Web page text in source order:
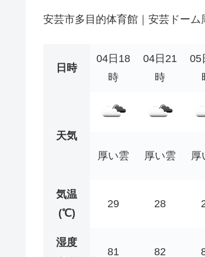
安芸市多目的体育館｜安芸ドーム
日時
04日18
時
04日21
時
05
天気
厚い雲
厚い雲 厚
気温
(℃)
29 28
湿度
81 82